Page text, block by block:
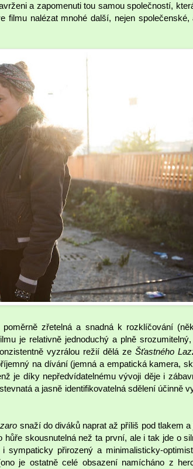
a zapomenuti tou samou společností,
nalézat mnohé další, nejen společenské,
zřetelná a snadná k rozklíčování
je relativně jednoduchý a plně
vyzrálou režií dělá ze Šťastného
na dívání (jemná a empatická kamera,
je díky nepředvídatelnému vývoji děje i
a jasně identifikovatelná sdělení účinně
snaží do diváků naprat až příliš pod tlakem a
skousnutelná než ta první, ale i tak jde o
sympaticky přirozený a minimalisticky-
je ostatně celé obsazení namícháno z